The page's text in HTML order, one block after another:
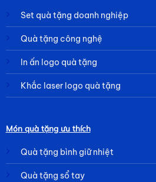
Set quà tặng doanh nghiệp
Quà tặng công nghệ
In ấn logo quà tặng
Khắc laser logo quà tặng
Món quà tặng ưu thích
Quà tặng bình giữ nhiệt
Quà tặng sổ tay